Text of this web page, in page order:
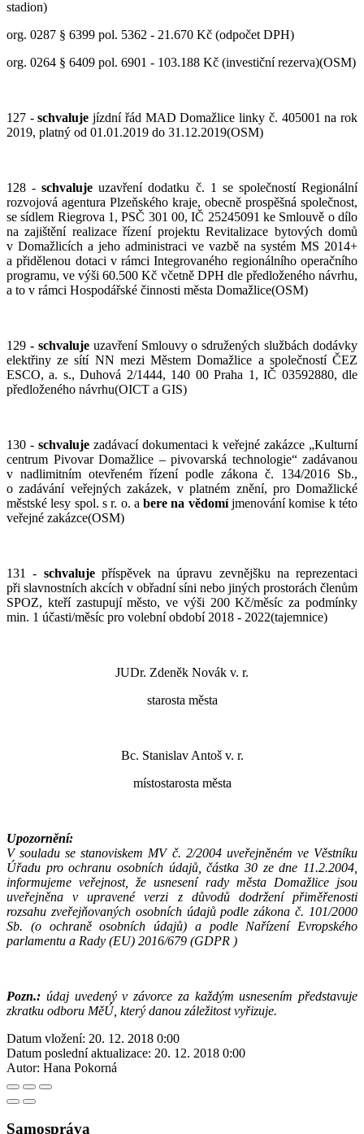
stadion)
org. 0287 § 6399 pol. 5362 - 21.670 Kč (odpočet DPH)
org. 0264 § 6409 pol. 6901 - 103.188 Kč (investiční rezerva)(OSM)
127 -schvaluje jízdní řád MAD Domažlice linky č. 405001 na rok
2019, platný od 01.01.2019 do 31.12.2019(OSM)
128 -schvaluje uzavření dodatku č. 1 se společností Regionální
rozvojová agentura Plzeňského kraje, obecně prospěšná společnost,
se sídlem Riegrova 1, PSČ 301 00, IČ 25245091 ke Smlouvě o dílo
na zajištění realizace řízení projektu Revitalizace bytových domů
v Domažlicích a jeho administraci ve vazbě na systém MS 2014+
a přidělenou dotaci v rámci Integrovaného regionálního operačního
programu, ve výši 60.500 Kč včetně DPH dle předloženého návrhu,
a to v rámci Hospodářské činnosti města Domažlice(OSM)
129 - schvalujeuzavření Smlouvy o sdružených službách dodávky
elektřiny ze sítí NN mezi Městem Domažlice a společností ČEZ
ESCO, a. s., Duhová 2/1444, 140 00 Praha 1, IČ 03592880, dle
předloženého návrhu(OICT a GIS)
130 - schvaluje zadávací dokumentaci k veřejné zakázce „Kulturní
centrum Pivovar Domažlice – pivovarská technologie“ zadávanou
v nadlimitním otevřeném řízení podle zákona č. 134/2016 Sb.,
o zadávání veřejných zakázek, v platném znění, pro Domažlické
městské lesy spol. s r. o. abere na vědomíjmenování komise k této
veřejné zakázce(OSM)
131 - schvalujepříspěvek na úpravu zevnějšku na reprezentaci
při slavnostních akcích v obřadní síni nebo jiných prostorách členům
SPOZ, kteří zastupují město, ve výši 200 Kč/měsíc za podmínky
min. 1 účasti/měsíc pro volební období 2018 - 2022(tajemnice)
JUDr. Zdeněk Novák v. r.
starosta města
Bc. Stanislav Antoš v. r.
místostarosta města
Upozornění:
V souladu se stanoviskem MV č. 2/2004 uveřejněném ve Věstníku
Úřadu pro ochranu osobních údajů, částka 30 ze dne 11.2.2004,
informujeme veřejnost, že usnesení rady města Domažlice jsou
uveřejněna v upravené verzi z důvodů dodržení přiměřenosti
rozsahu zveřejňovaných osobních údajů podle zákona č. 101/2000
Sb. (o ochraně osobních údajů) a podle Nařízení Evropského
parlamentu a Rady (EU) 2016/679 (GDPR )
Pozn.: údaj uvedený v závorce za každým usnesením představuje
zkratku odboru MěÚ, který danou záležitost vyřizuje.
Datum vložení: 20. 12. 2018 0:00
Datum poslední aktualizace: 20. 12. 2018 0:00
Autor: Hana Pokorná
Samospráva